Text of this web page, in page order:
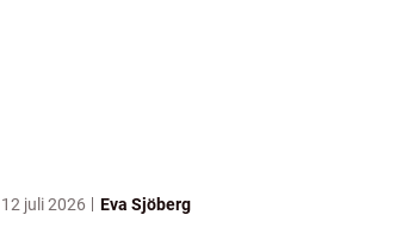
12 juli 2026 Eva Sjöberg